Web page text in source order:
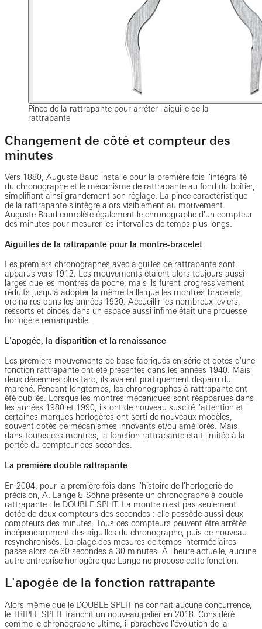
Pince de la rattrapante pour arrêter l'aiguille de la
rattrapante
Changement de côté et compteur des
minutes
Vers 1880, Auguste Baud installe pour la première fois l'intégralité
du chronographe et le mécanisme de rattrapante au fond du boîtier,
simplifiant ainsi grandement son réglage. La pince caractéristique
de la rattrapante s'intègre alors visiblement au mouvement.
Auguste Baud complète également le chronographe d'un compteur
des minutes pour mesurer les intervalles de temps plus longs.
Aiguilles de la rattrapante pour la montre-bracelet
Les premiers chronographes avec aiguilles de rattrapante sont
apparus vers 1912. Les mouvements étaient alors toujours aussi
larges que les montres de poche, mais ils furent progressivement
réduits jusqu'à adopter la même taille que les montres-bracelets
ordinaires dans les années 1930. Accueillir les nombreux leviers,
ressorts et pinces dans un espace aussi infime était une prouesse
horlogère remarquable.
L'apogée, la disparition et la renaissance
Les premiers mouvements de base fabriqués en série et dotés d'une
fonction rattrapante ont été présentés dans les années 1940. Mais
deux décennies plus tard, ils avaient pratiquement disparu du
marché. Pendant longtemps, les chronographes à rattrapante ont
été oubliés. Lorsque les montres mécaniques sont réapparues dans
les années 1980 et 1990, ils ont de nouveau suscité l'attention et
certaines marques horlogères ont sorti de nouveaux modèles,
souvent dotés de mécanismes innovants et/ou améliorés. Mais
dans toutes ces montres, la fonction rattrapante était limitée à la
portée du compteur des secondes.
La première double rattrapante
En 2004, pour la première fois dans l'histoire de l'horlogerie de
précision, A. Lange & Söhne présente un chronographe à double
rattrapante : le DOUBLE SPLIT. La montre n'est pas seulement
dotée de deux compteurs des secondes : elle possède aussi deux
compteurs des minutes. Tous ces compteurs peuvent être arrêtés
indépendamment des aiguilles du chronographe, puis de nouveau
resynchronisés. La plage des mesures de temps intermédiaires
passe alors de 60 secondes à 30 minutes. À l'heure actuelle, aucune
autre entreprise horlogère que Lange ne propose cette fonction.
L'apogée de la fonction rattrapante
Alors même que le DOUBLE SPLIT ne connait aucune concurrence,
le TRIPLE SPLIT franchit un nouveau palier en 2018. Considéré
comme le chronographe ultime, il parachève l'évolution de la